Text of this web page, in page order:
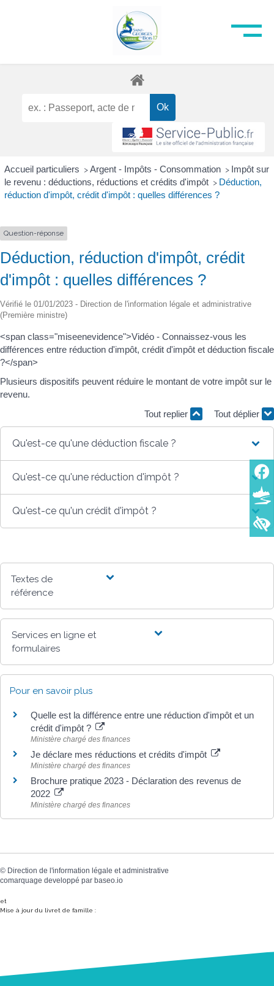
Accueil particuliers > Argent - Impôts - Consommation > Impôt sur
le revenu : déductions, réductions et crédits d'impôt > Déduction,
réduction d'impôt, crédit d'impôt : quelles différences ?
Question-réponse
Déduction, réduction d'impôt, crédit
d'impôt : quelles différences ?
Vérifié le 01/01/2023 - Direction de l'information légale et administrative
(Première ministre)
<span class="miseenevidence">Vidéo - Connaissez-vous les
différences entre réduction d'impôt, crédit d'impôt et déduction fiscale
?</span>
Plusieurs dispositifs peuvent réduire le montant de votre impôt sur le
revenu.
Tout replier
Tout déplier
Qu'est-ce qu'une déduction fiscale ?
Qu'est-ce qu'une réduction d'impôt ?
Qu'est-ce qu'un crédit d'impôt ?
Textes de
référence
Services en ligne et
formulaires
Pour en savoir plus
Quelle est la différence entre une réduction d'impôt et un
crédit d'impôt ?
Ministère chargé des finances
Je déclare mes réductions et crédits d'impôt
Ministère chargé des finances
Brochure pratique 2023 - Déclaration des revenus de
2022
Ministère chargé des finances
© Direction de l'information légale et administrative
comarquage developpé par baseo.io
et
Mise à jour du livret de famille :